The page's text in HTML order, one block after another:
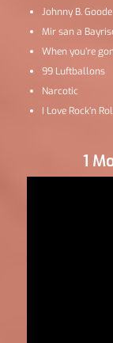
Johnny B. Goode
Mir san a
When you’re
99 Luftballons
Narcotic
I Love Rock’n
1